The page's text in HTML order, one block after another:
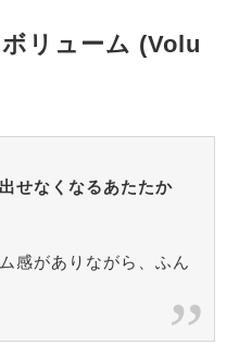
リューム (Volu
せなくなるあたたか
感がありながら、ふん